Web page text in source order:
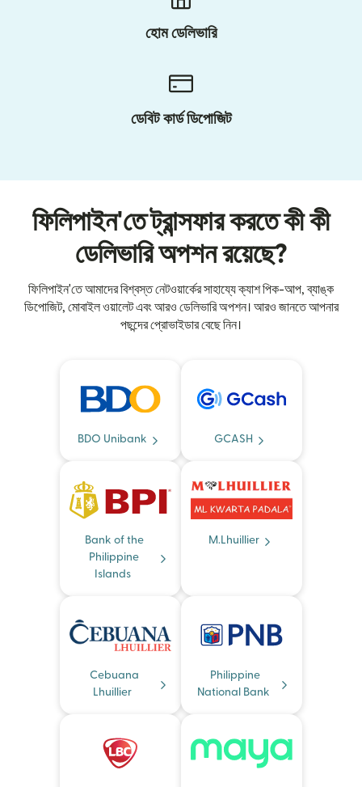
হোম ডেলিভারি
ডেবিট কার্ড ডিপোজিট
ফিলিপাইন'তে ট্রান্সফার করতে কী কী
ডেলিভারি অপশন রয়েছে?
ফিলিপাইন'তে আমাদের বিশ্বস্ত নেটওয়ার্কের সাহায্যে ক্যাশ পিক-আপ, ব্যাঙ্ক
ডিপোজিট, মোবাইল ওয়ালেট এবং আরও ডেলিভারি অপশন। আরও জানতে আপনার
পছন্দের প্রোভাইডার বেছে নিন।
BDO Unibank GCASH
Bank of the
Philippine
Islands
M.Lhuillier
Cebuana
Lhuillier
Philippine
National Bank